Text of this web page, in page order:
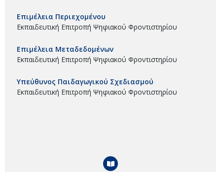
Επιμέλεια Περιεχομένου
Εκπαιδευτική Επιτροπή Ψηφιακού Φροντιστηρίου
Επιμέλεια Μεταδεδομένων
Εκπαιδευτική Επιτροπή Ψηφιακού Φροντιστηρίου
Υπεύθυνος Παιδαγωγικού Σχεδιασμού
Εκπαιδευτική Επιτροπή Ψηφιακού Φροντιστηρίου